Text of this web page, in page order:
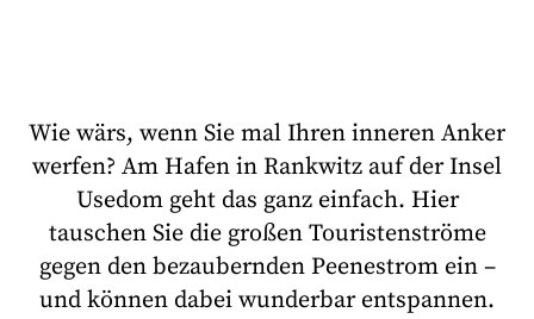
Wie wärs, wenn Sie mal Ihren inneren Anker
werfen? Am Hafen in Rankwitz auf der Insel
Usedom geht das ganz einfach. Hier
tauschen Sie die großen Touristenströme
gegen den bezaubernden Peenestrom ein –
und können dabei wunderbar entspannen.